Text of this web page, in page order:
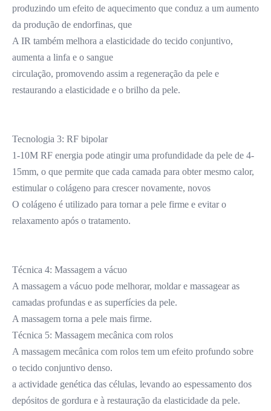
produzindo um efeito de aquecimento que conduz a um aumento
da produção de endorfinas, que
A IR também melhora a elasticidade do tecido conjuntivo,
aumenta a linfa e o sangue
circulação, promovendo assim a regeneração da pele e
restaurando a elasticidade e o brilho da pele.
Tecnologia 3: RF bipolar
1-10M RF energia pode atingir uma profundidade da pele de 4-
15mm, o que permite que cada camada para obter mesmo calor,
estimular o colágeno para crescer novamente, novos
O colágeno é utilizado para tornar a pele firme e evitar o
relaxamento após o tratamento.
Técnica 4: Massagem a vácuo
A massagem a vácuo pode melhorar, moldar e massagear as
camadas profundas e as superfícies da pele.
A massagem torna a pele mais firme.
Técnica 5: Massagem mecânica com rolos
A massagem mecânica com rolos tem um efeito profundo sobre
o tecido conjuntivo denso.
a actividade genética das células, levando ao espessamento dos
depósitos de gordura e à restauração da elasticidade da pele.